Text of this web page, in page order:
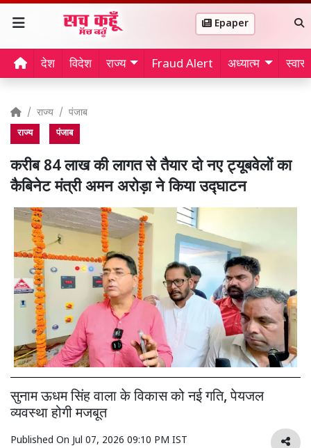
Epaper
देश विदेश राज्य Fraud Alert अध्यात्म
राज्य पंजाब
राज्य पंजाब
करीब 84 लाख की लागत से तैयार दो नए ट्यूबवेलों का
कैबिनेट मंत्री अमन अरोड़ा ने किया उद्घाटन
सुनाम ऊधम सिंह वाला के विकास को नई गति, पेयजल
व्यवस्था होगी मजबूत
Published On Jul 07, 2026 09:10 PM IST